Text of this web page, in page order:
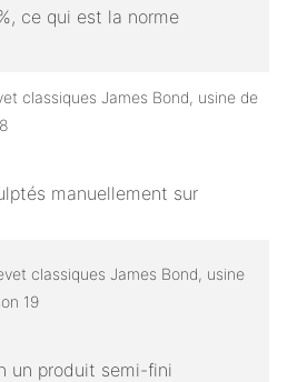
ce qui est la norme
manuellement sur
un produit semi-fini